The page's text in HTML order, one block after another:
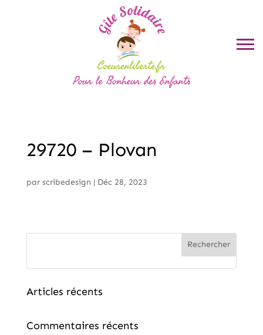
29720 – Plovan
par scribedesign | Déc 28, 2023
Rechercher
Articles récents
Commentaires récents